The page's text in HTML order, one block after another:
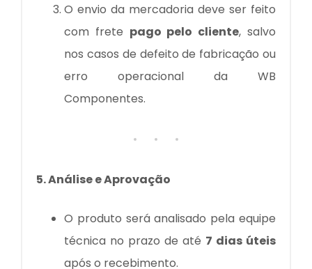
O envio da mercadoria deve ser feito
com frete pago pelo cliente, salvo
nos casos de defeito de fabricação ou
erro operacional da WB
Componentes.
5. Análise e Aprovação
O produto será analisado pela equipe
técnica no prazo de até 7 dias úteis
após o recebimento.